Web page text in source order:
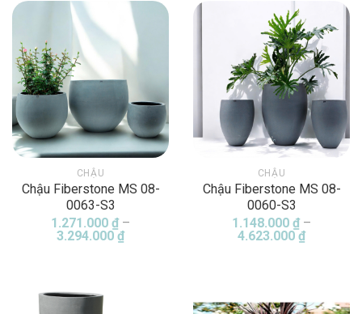
CHẬU
Chậu Fiberstone MS 08-
0063-S3
1.271.000 ₫ –
3.294.000 ₫Khoảng
CHẬU
Chậu Fiberstone MS 08-
0060-S3
1.148.000 ₫ –
4.623.000 ₫Khoảng